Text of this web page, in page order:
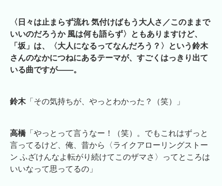
〈日々は止まらず流れ 気付けばもう大人さ／このままで
いいのだろうか 風は何も語らず〉ともありますけど、
「坂」は、〈大人になるってなんだろう？〉という鈴木
さんのなかにつねにあるテーマが、すごくはっきり出て
いる曲ですが――。
鈴木「その気持ちが、やっとわかった？（笑）」
高橋「やっとって言うなー！（笑）。でもこれはずっと
言ってるけど、俺、昔から〈ライクアローリングストー
ン ふざけんなよ転がり続けてこのザマさ〉ってところは
いいなって思ってるの」